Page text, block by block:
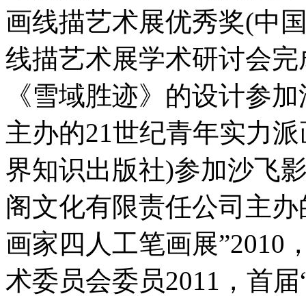
画线描艺术展优秀奖(中
线描艺术展学术研讨会
《雪域胜迹》的设计参
主办的21世纪青年实力
界知识出版社)参加沙飞
阁文化有限责任公司主
画家四人工笔画展”2010
术委员会委员2011，首